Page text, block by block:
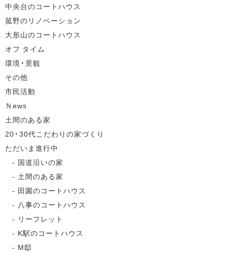
中央台のコートハウス
菰野のリノベーション
大形山のコートハウス
オフ タイム
環境・景観
その他
市民活動
Ｎews
土間のある家
20・30代こだわりの家づくり
ただいま進行中
国道沿いの家
土間のある家
田園のコートハウス
八事のコートハウス
リーフレット
K駅のコートハウス
M邸